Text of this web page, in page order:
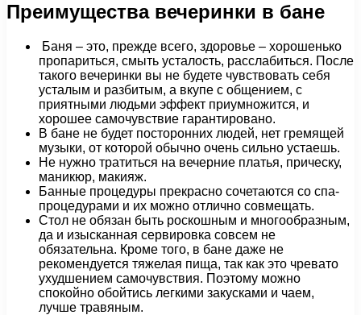
Преимущества вечеринки в бане
Баня – это, прежде всего, здоровье – хорошенько
пропариться, смыть усталость, расслабиться. После
такого вечеринки вы не будете чувствовать себя
усталым и разбитым, а вкупе с общением, с
приятными людьми эффект приумножится, и
хорошее самочувствие гарантировано.
В бане не будет посторонних людей, нет гремящей
музыки, от которой обычно очень сильно устаешь.
Не нужно тратиться на вечерние платья, прическу,
маникюр, макияж.
Банные процедуры прекрасно сочетаются со спа-
процедурами и их можно отлично совмещать.
Стол не обязан быть роскошным и многообразным,
да и изысканная сервировка совсем не
обязательна. Кроме того, в бане даже не
рекомендуется тяжелая пища, так как это чревато
ухудшением самочувствия. Поэтому можно
спокойно обойтись легкими закусками и чаем,
лучше травяным.